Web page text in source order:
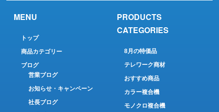
MENU
トップ
商品カテゴリー
ブログ
営業ブログ
お知らせ・キャンペーン
社長ブログ
PRODUCTS
CATEGORIES
8月の特価品
テレワーク商材
おすすめ商品
カラー複合機
モノクロ複合機